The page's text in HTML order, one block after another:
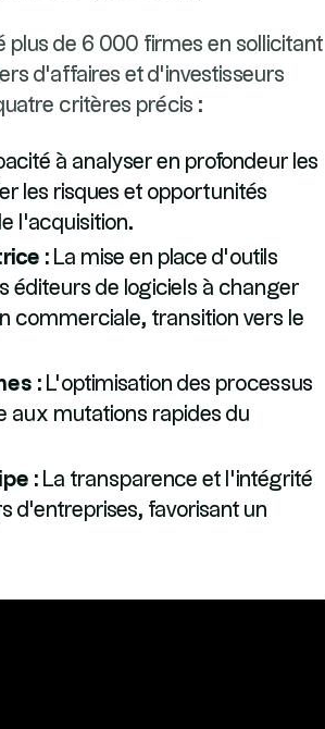
plus de 6 000 firmes en sollicitant
d'affaires et d'investisseurs
critères précis :
à analyser en profondeur les
les risques et opportunités
l'acquisition.
: La mise en place d'outils
éditeurs de logiciels à changer
commerciale, transition vers le
: L'optimisation des processus
aux mutations rapides du
: La transparence et l'intégrité
d'entreprises, favorisant un